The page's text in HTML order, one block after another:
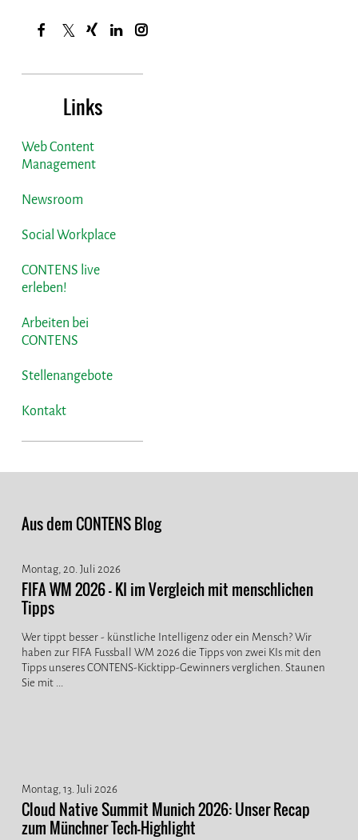
Links
Web Content
Management
Newsroom
Social Workplace
CONTENS live
erleben!
Arbeiten bei
CONTENS
Stellenangebote
Kontakt
Aus dem CONTENS Blog
Montag, 20. Juli 2026
FIFA WM 2026 - KI im Vergleich mit menschlichen
Tipps
Wer tippt besser - künstliche Intelligenz oder ein Mensch? Wir
haben zur FIFA Fussball WM 2026 die Tipps von zwei KIs mit den
Tipps unseres CONTENS-Kicktipp-Gewinners verglichen. Staunen
Sie mit ...
Montag, 13. Juli 2026
Cloud Native Summit Munich 2026: Unser Recap
zum Münchner Tech-Highlight